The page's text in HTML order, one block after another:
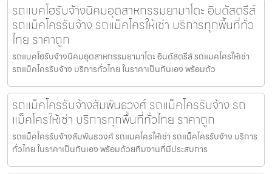
รถแบคโฮรับจ้างนิคมอุตสาหกรรมยามาโตะ อินดัสตรีส์
รถแม็คโครรับจ้าง รถแม็คโครให้เช่า บริการทุกพื้นที่ทั่ว
ไทย ราคาถูก
รถแบคโฮรับจ้างนิคมอุตสาหกรรมยามาโตะ อินดัสตรีส์ รถแมคโครให้เช่า
รถแม็คโครรับจ้าง บริการทั่วไทย ในราคาเป็นกันเอง พร้อมด้ว
รถแม็คโครรับจ้างสัมพันธวงศ์ รถแม็คโครรับจ้าง รถ
แม็คโครให้เช่า บริการทุกพื้นที่ทั่วไทย ราคาถูก
รถแม็คโครรับจ้างสัมพันธวงศ์ รถแมคโครให้เช่า รถแม็คโครรับจ้าง บริการ
ทั่วไทย ในราคาเป็นกันเอง พร้อมด้วยทีมงานที่มีประสบการ